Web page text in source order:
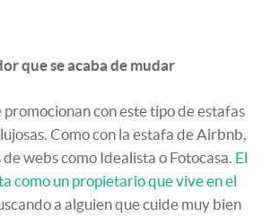
que se acaba de mudar
promocionan con este tipo de estafas
Como con la estafa de Airbnb,
webs como Idealista o Fotocasa. El
como un propietario que vive en el
a alguien que cuide muy bien